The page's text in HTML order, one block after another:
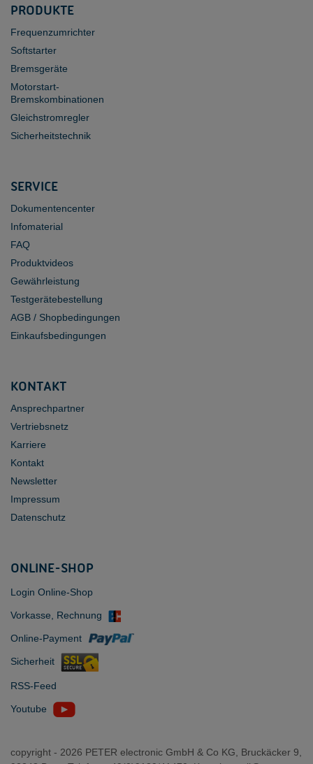
PRODUKTE
Frequenzumrichter
Softstarter
Bremsgeräte
Motorstart-
Bremskombinationen
Gleichstromregler
Sicherheitstechnik
SERVICE
Dokumentencenter
Infomaterial
FAQ
Produktvideos
Gewährleistung
Testgerätebestellung
AGB / Shopbedingungen
Einkaufsbedingungen
KONTAKT
Ansprechpartner
Vertriebsnetz
Karriere
Kontakt
Newsletter
Impressum
Datenschutz
ONLINE-SHOP
Login Online-Shop
Vorkasse, Rechnung
Online-Payment
Sicherheit
RSS-Feed
Youtube
copyright - 2026 PETER electronic GmbH & Co KG, Bruckäcker 9,